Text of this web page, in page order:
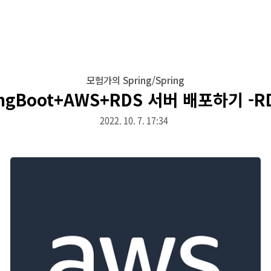
모험가의 Spring/Spring
서버 배포하기 -
2022. 10. 7. 17:34